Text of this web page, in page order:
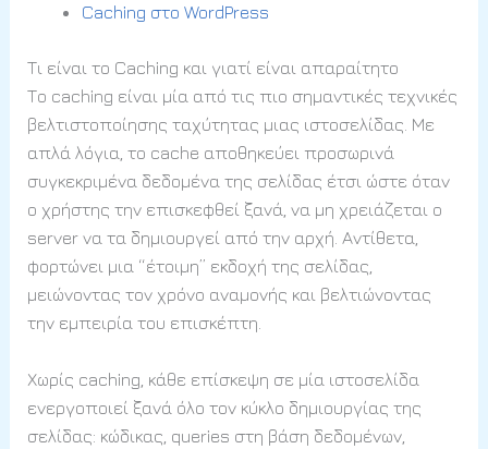
Caching στο WordPress
Τι είναι το Caching και γιατί είναι απαραίτητο
Το caching είναι μία από τις πιο σημαντικές τεχνικές
βελτιστοποίησης ταχύτητας μιας ιστοσελίδας. Με
απλά λόγια, το cache αποθηκεύει προσωρινά
συγκεκριμένα δεδομένα της σελίδας έτσι ώστε όταν
ο χρήστης την επισκεφθεί ξανά, να μη χρειάζεται ο
server να τα δημιουργεί από την αρχή. Αντίθετα,
φορτώνει μια “έτοιμη” εκδοχή της σελίδας,
μειώνοντας τον χρόνο αναμονής και βελτιώνοντας
την εμπειρία του επισκέπτη.
Χωρίς caching, κάθε επίσκεψη σε μία ιστοσελίδα
ενεργοποιεί ξανά όλο τον κύκλο δημιουργίας της
σελίδας: κώδικας, queries στη βάση δεδομένων,